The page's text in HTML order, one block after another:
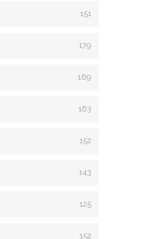
151
179
169
163
152
143
125
152